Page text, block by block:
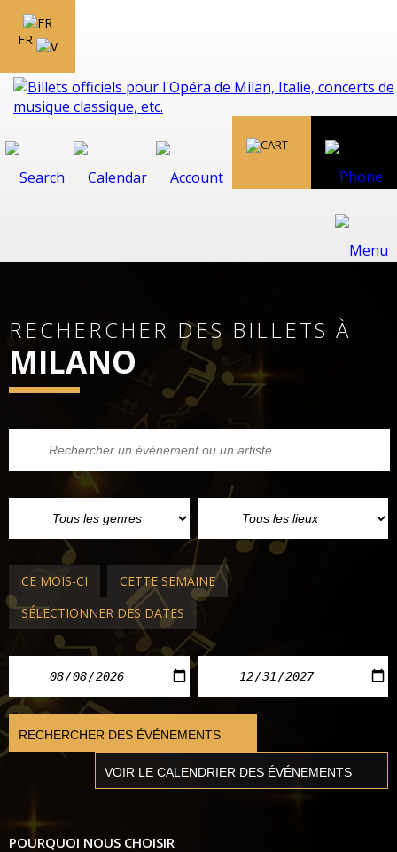
FR
RECHERCHER DES BILLETS À
MILANO
CE MOIS-CI
CETTE SEMAINE
SÉLECTIONNER DES DATES
POURQUOI NOUS CHOISIR